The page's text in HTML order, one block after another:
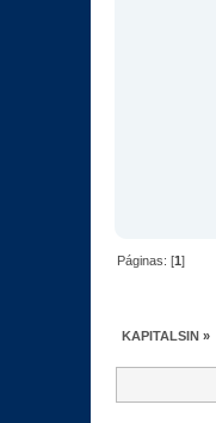
Páginas: [1]
KAPITALSIN »